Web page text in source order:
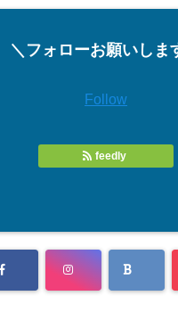
＼フォローお願いしま
Follow
feedly